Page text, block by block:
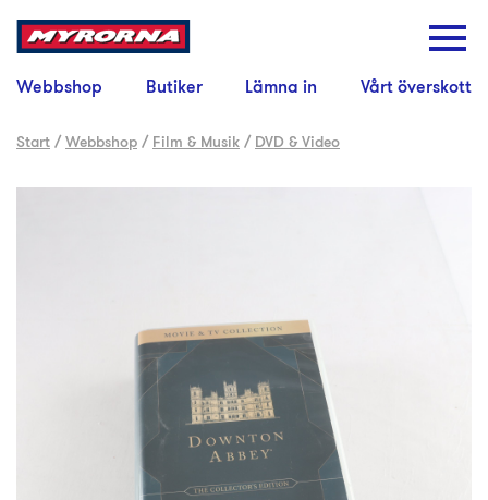
Webbshop Butiker Lämna in Vårt överskott
Start /Webbshop / Film & Musik / DVD & Video